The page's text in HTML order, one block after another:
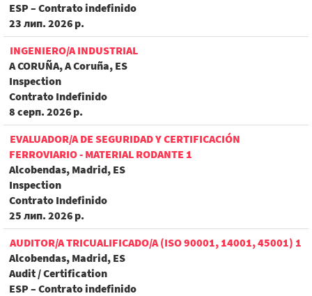
ESP – Contrato indefinido
23 лип. 2026 р.
INGENIERO/A INDUSTRIAL
A CORUÑA, A Coruña, ES
Inspection
Contrato Indefinido
8 серп. 2026 р.
EVALUADOR/A DE SEGURIDAD Y CERTIFICACIÓN
FERROVIARIO - MATERIAL RODANTE 1
Alcobendas, Madrid, ES
Inspection
Contrato Indefinido
25 лип. 2026 р.
AUDITOR/A TRICUALIFICADO/A (ISO 90001, 14001, 45001) 1
Alcobendas, Madrid, ES
Audit / Certification
ESP – Contrato indefinido